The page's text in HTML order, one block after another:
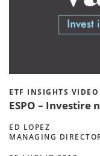
ETF INSIGHTS VIDEO
ESPO –
ED LOPEZ
MANAGING